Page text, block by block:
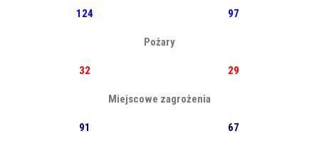
124 97
Pożary
32 29
Miejscowe zagrożenia
91 67